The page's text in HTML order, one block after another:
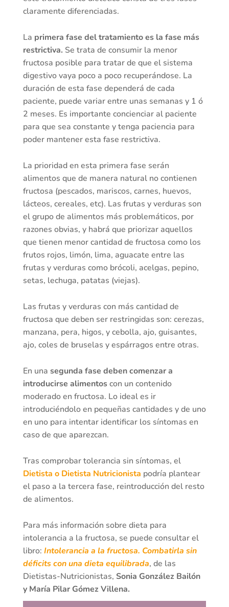
claramente diferenciadas.
La primera fase del tratamiento es la fase más
restrictiva. Se trata de consumir la menor
fructosa posible para tratar de que el sistema
digestivo vaya poco a poco recuperándose. La
duración de esta fase dependerá de cada
paciente, puede variar entre unas semanas y 1 ó
2 meses. Es importante concienciar al paciente
para que sea constante y tenga paciencia para
poder mantener esta fase restrictiva.
La prioridad en esta primera fase serán
alimentos que de manera natural no contienen
fructosa (pescados, mariscos, carnes, huevos,
lácteos, cereales, etc). Las frutas y verduras son
el grupo de alimentos más problemáticos, por
razones obvias, y habrá que priorizar aquellos
que tienen menor cantidad de fructosa como los
frutos rojos, limón, lima, aguacate entre las
frutas y verduras como brócoli, acelgas, pepino,
setas, lechuga, patatas (viejas).
Las frutas y verduras con más cantidad de
fructosa que deben ser restringidas son: cerezas,
manzana, pera, higos, y cebolla, ajo, guisantes,
ajo, coles de bruselas y espárragos entre otras.
En una segunda fase deben comenzar a
introducirse alimentoscon un contenido
moderado en fructosa. Lo ideal es ir
introduciéndolo en pequeñas cantidades y de uno
en uno para intentar identificar los síntomas en
caso de que aparezcan.
Tras comprobar tolerancia sin síntomas, el
Dietista o Dietista Nutricionista podría plantear
el paso a la tercera fase, reintroducción del resto
de alimentos.
Para más información sobre dieta para
intolerancia a la fructosa, se puede consultar el
libro: Intolerancia a la fructosa. Combatirla sin
déficits con una dieta equilibrada, de las
Dietistas-Nutricionistas, Sonia González Bailón
y María Pilar Gómez Villena.